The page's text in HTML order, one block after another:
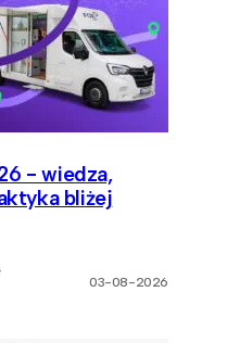
- wiedza,
bliżej
03-08-2026